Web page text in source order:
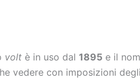
volt è in uso dal 1895 e il
vedere con imposizioni